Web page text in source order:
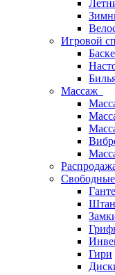
Игровой
Массаж
Свободные
Гири